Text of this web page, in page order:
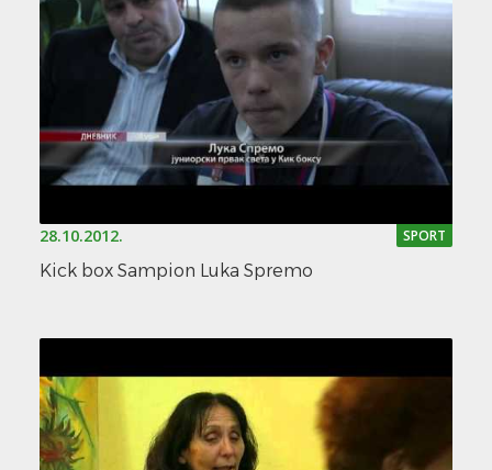
28.10.2012. SPORT
Kick box Sampion Luka Spremo